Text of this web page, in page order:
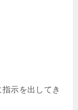
示を出してき